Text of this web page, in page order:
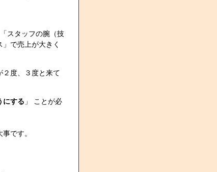
スタッフの腕（技
で売上が大きく
２度、３度と来て
にする 」 ことが必
です。